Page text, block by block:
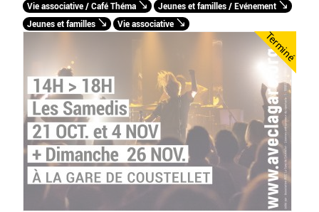
Vie associative / Café Théma
Jeunes et familles / Evénement
Jeunes et familles
Vie associative
Terminé